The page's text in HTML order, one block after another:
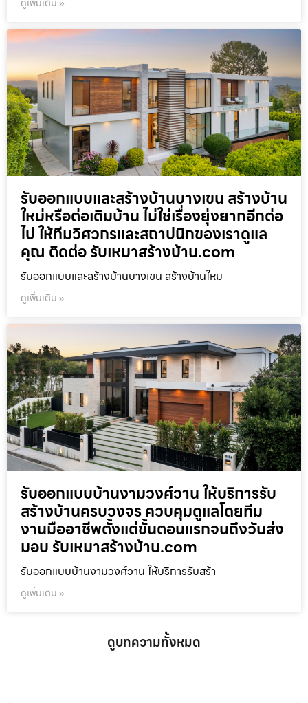
รับออกแบบและสร้างบ้านบางเขน สร้างบ้าน
ใหม่หรือต่อเติมบ้าน ไม่ใช่เรื่องยุ่งยากอีกต่อ
ไป ให้ทีมวิศวกรและสถาปนิกของเราดูแล
คุณ ติดต่อ รับเหมาสร้างบ้าน.com
รับออกแบบและสร้างบ้านบางเขน สร้างบ้านใหม
ดูเพิ่มเติม »
รับออกแบบบ้านงามวงศ์วาน ให้บริการรับ
สร้างบ้านครบวงจร ควบคุมดูแลโดยทีม
งานมืออาชีพตั้งแต่ขั้นตอนแรกจนถึงวันส่ง
มอบ รับเหมาสร้างบ้าน.com
รับออกแบบบ้านงามวงศ์วาน ให้บริการรับสร้า
ดูเพิ่มเติม »
ดูบทความทั้งหมด